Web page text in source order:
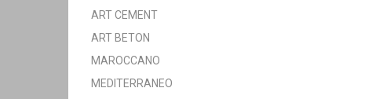
ART CEMENT
ART BETON
MAROCCANO
MEDITERRANEO